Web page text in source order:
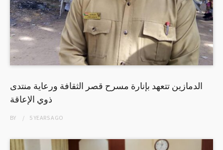
الدمازين تتعهد بإنارة مسرح قصر الثقافة ورعاية منتدى
ذوي الإعاقة
BY 5 YEARSAGO